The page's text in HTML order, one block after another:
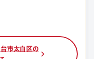
市太白区の